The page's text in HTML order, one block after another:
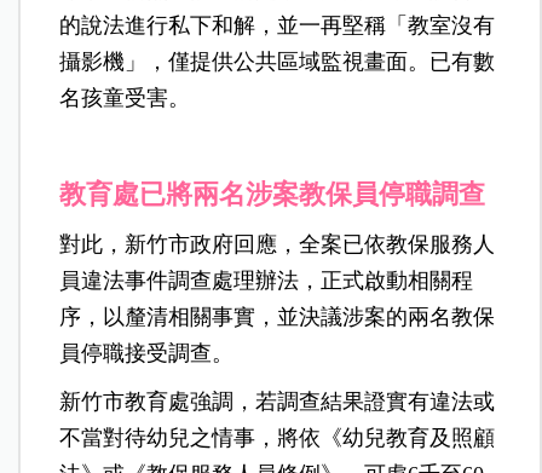
的說法進行私下和解，並一再堅稱「教室沒有
攝影機」，僅提供公共區域監視畫面。已有數
名孩童受害。
教育處已將兩名涉案教保員停職調查
對此，新竹市政府回應，全案已依教保服務人
員違法事件調查處理辦法，正式啟動相關程
序，以釐清相關事實，並決議涉案的兩名教保
員停職接受調查。
新竹市教育處強調，若調查結果證實有違法或
不當對待幼兒之情事，將依《幼兒教育及照顧